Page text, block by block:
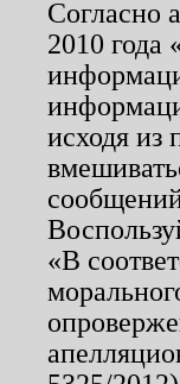
Согласно
2010 года
исходя из
«В